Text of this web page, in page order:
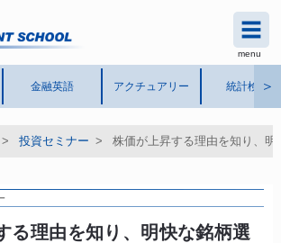
menu
金融英語 アクチュアリー 統計検定＞
> 投資セミナー > 株価が上昇する理由を知り、
る理由を知り、明快な銘柄選